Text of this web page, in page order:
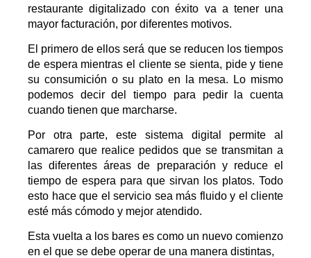
restaurante digitalizado con éxito va a tener una
mayor facturación, por diferentes motivos.
El primero de ellos será que se reducen los tiempos
de espera mientras el cliente se sienta, pide y tiene
su consumición o su plato en la mesa. Lo mismo
podemos decir del tiempo para pedir la cuenta
cuando tienen que marcharse.
Por otra parte, este sistema digital permite al
camarero que realice pedidos que se transmitan a
las diferentes áreas de preparación y reduce el
tiempo de espera para que sirvan los platos. Todo
esto hace que el servicio sea más fluido y el cliente
esté más cómodo y mejor atendido.
Esta vuelta a los bares es como un nuevo comienzo
en el que se debe operar de una manera distintas,